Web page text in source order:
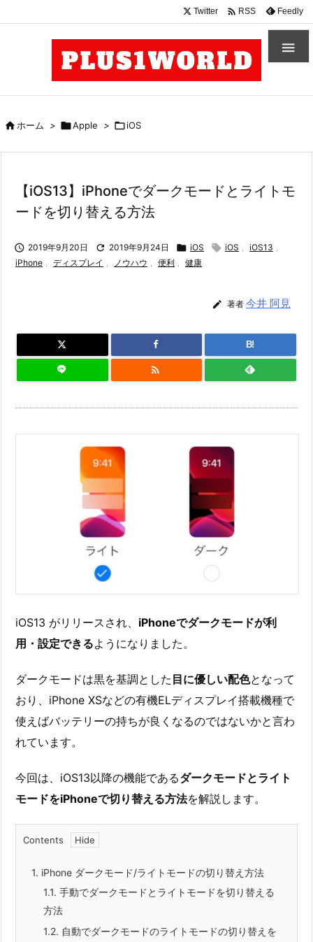

Twitter  RSS Feedly
ホーム > Apple > iOS
【iOS13】iPhoneでダークモードとライトモ
ードを切り替える方法
 2019年9月20日  2019年9月24日  iOS  iOS , iOS13 ,
iPhone , ディスプレイ , ノウハウ , 便利 , 健康
 著者 今井 阿見
B!

iOS13 がリリースされ、 iPhoneでダークモードが利
用・設定できるようになりました。
ダークモードは黒を基調とした 目に優しい配色となって
おり、iPhone XSなどの有機ELディスプレイ搭載機種で
使えばバッテリーの持ちが良くなるのではないかと言わ
れています。
今回は、iOS13以降の機能であるダークモードとライト
モードをiPhoneで切り替える方法を解説します。
Contents
1. iPhone ダークモード/ライトモードの切り替え方法
1.1. 手動でダークモードとライトモードを切り替える
方法
1.2. 自動でダークモードのライトモードの切り替えを